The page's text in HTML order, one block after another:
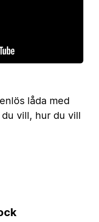
upp
låda med
vill, hur du vill